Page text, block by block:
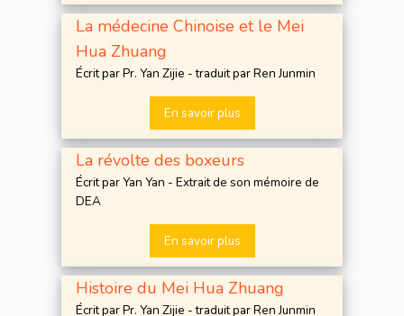
La médecine Chinoise et le Mei
Hua Zhuang
Écrit par Pr. Yan Zijie - traduit par Ren Junmin
En savoir plus
La révolte des boxeurs
Écrit par Yan Yan - Extrait de son mémoire de
DEA
En savoir plus
Histoire du Mei Hua Zhuang
Écrit par Pr. Yan Zijie - traduit par Ren Junmin